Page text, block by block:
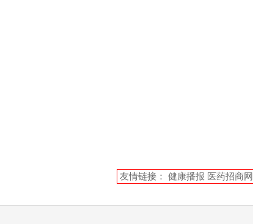
友情链接： 健康播报 医药招商网